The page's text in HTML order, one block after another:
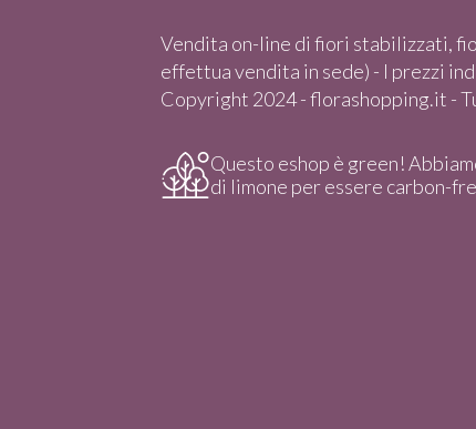
Vendita on-line di fiori stabilizzati,
effettua vendita in sede) - I prezzi
Copyright 2024 - florashopping.it -
Questo eshop è green!
di limone per essere carbon-